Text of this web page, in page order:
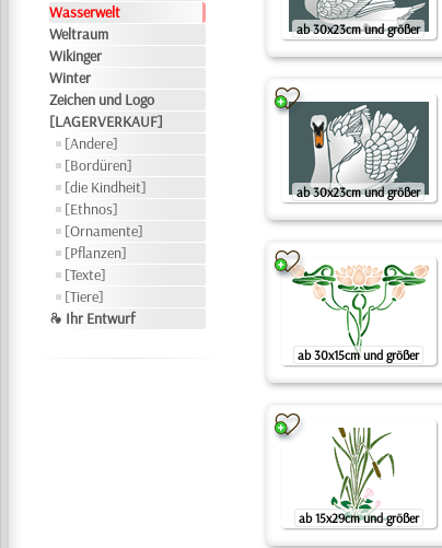
Wasserwelt
Weltraum
Wikinger
Winter
Zeichen und Logo
[LAGERVERKAUF]
[Andere]
[Bordüren]
[die Kindheit]
[Ethnos]
[Ornamente]
[Pflanzen]
[Texte]
[Tiere]
❧ Ihr Entwurf
ab 30x23cm und größer
ab 30x23cm und größer
ab 30x15cm und größer
ab 15x29cm und größer